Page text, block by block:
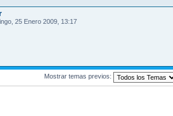
25 Enero 2009, 13:17
Mostrar temas previos: